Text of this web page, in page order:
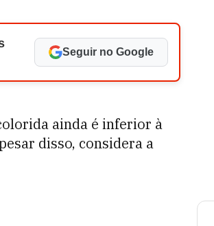
Seguir no Google
ainda é inferior à
disso, considera a